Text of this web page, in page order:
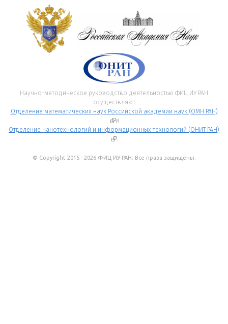
Научно-методическое руководство деятельностью ФИЦ ИУ РАН
осуществляют
Отделение математических наук Российской академии наук (ОМН РАН)
(внешняя ссылка)
и
Отделение нанотехнологий и информационных технологий (ОНИТ РАН)
(внешняя ссылка)
© Copyright 2015 - 2026 ФИЦ ИУ РАН. Все права защищены.